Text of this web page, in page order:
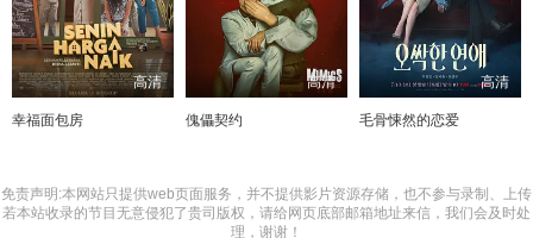
高清
幸福面包房
高清
傀儡契约
高清
毛骨悚然的恋爱
免责声明:本网站只提供web页面服务，并不提供影片资源存储，也不参与录制、上传
若本站收录的节目无意侵犯了贵司版权，请给网页底部邮箱地址来信，我们会及时处
理，谢谢！